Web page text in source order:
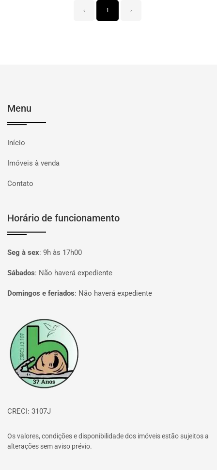
‹ 1 ›
Menu
Início
Imóveis à venda
Contato
Horário de funcionamento
Seg à sex: 9h às 17h00
Sábados: Não haverá expediente
Domingos e feriados: Não haverá expediente
Página inicial
CRECI: 3107J
Os valores, condições e disponibilidade dos imóveis estão sujeitos a
alterações sem aviso prévio.